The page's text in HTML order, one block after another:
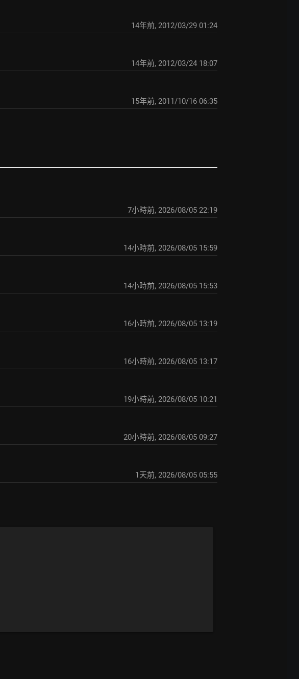
14年前, 2012/03/29 01:24
14年前, 2012/03/24 18:07
15年前, 2011/10/16 06:35
7小時前, 2026/08/05 22:19
14小時前, 2026/08/05 15:59
14小時前, 2026/08/05 15:53
16小時前, 2026/08/05 13:19
16小時前, 2026/08/05 13:17
19小時前, 2026/08/05 10:21
20小時前, 2026/08/05 09:27
1天前, 2026/08/05 05:55